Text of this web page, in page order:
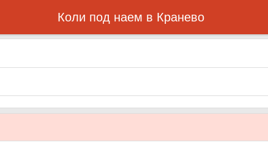
Коли под наем в Кранево